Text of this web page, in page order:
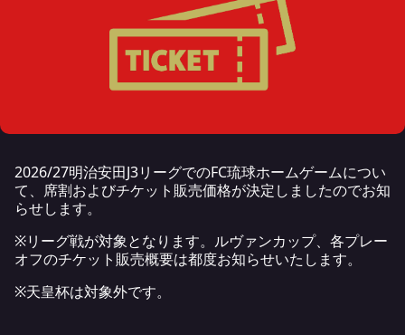
2026/27明治安田J3リーグでのFC琉球ホームゲームについ
て、席割およびチケット販売価格が決定しましたのでお知
らせします。
※リーグ戦が対象となります。ルヴァンカップ、各プレー
オフのチケット販売概要は都度お知らせいたします。
※天皇杯は対象外です。